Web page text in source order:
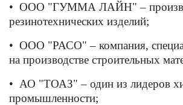
• ООО "ГУММА ЛАЙН" –
резинотехнических изделий;
• ООО "РАСО" – компания,
на производстве строительных
• АО "ТОАЗ" – один из лидеров
промышленности;